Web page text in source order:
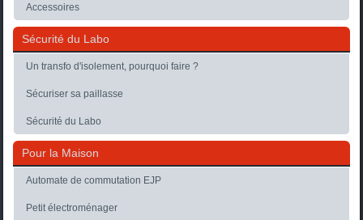
Accessoires
Sécurité du Labo
Un transfo d'isolement, pourquoi faire ?
Sécuriser sa paillasse
Sécurité du Labo
Pour la Maison
Automate de commutation EJP
Petit électroménager